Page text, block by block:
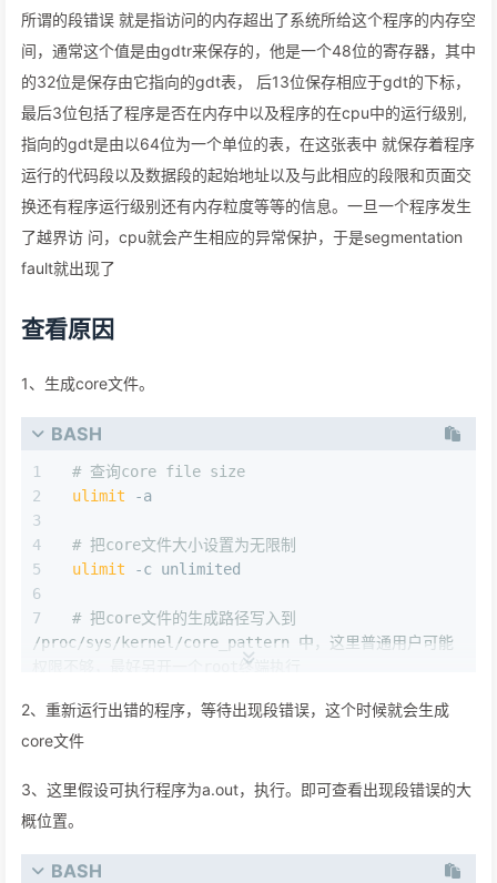
所谓的段错误 就是指访问的内存超出了系统所给这个程序的内存空
间，通常这个值是由gdtr来保存的，他是一个48位的寄存器，其中
的32位是保存由它指向的gdt表， 后13位保存相应于gdt的下标，
最后3位包括了程序是否在内存中以及程序的在cpu中的运行级别,
指向的gdt是由以64位为一个单位的表，在这张表中 就保存着程序
运行的代码段以及数据段的起始地址以及与此相应的段限和页面交
换还有程序运行级别还有内存粒度等等的信息。一旦一个程序发生
了越界访 问，cpu就会产生相应的异常保护，于是segmentation
fault就出现了
查看原因
1、生成core文件。
BASH
# 查询core file size
ulimit -a
# 把core文件大小设置为无限制
ulimit -c unlimited
# 把core文件的生成路径写入到
/proc/sys/kernel/core_pattern 中，这里普通用户可能
权限不够，最好另开一个root终端执行
作目录，或是在指定的地方
echo
/proc/sys/kernel/core_pattern
2、重新运行出错的程序，等待出现段错误，这个时候就会生成
core文件
3、这里假设可执行程序为a.out，执行。即可查看出现段错误的大
概位置。
BASH